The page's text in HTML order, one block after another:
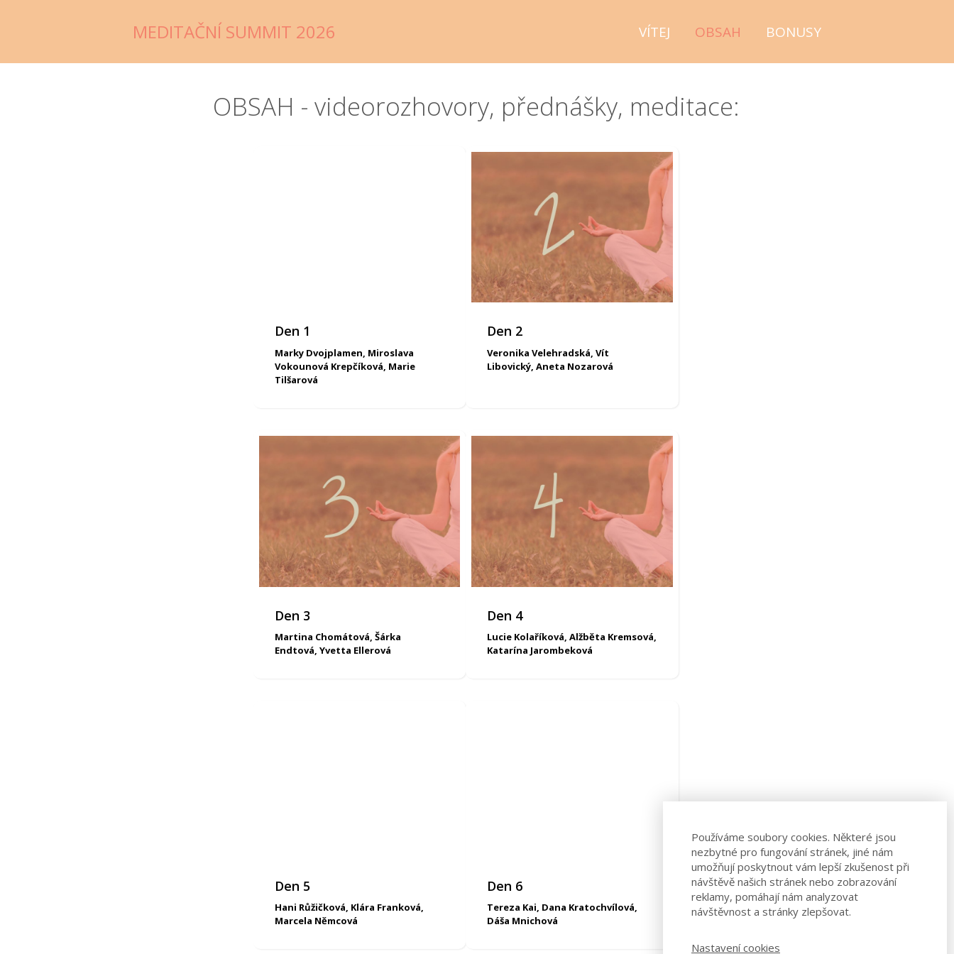
MEDITAČNÍ SUMMIT 2026 VÍTEJ OBSAH BONUSY
OBSAH - videorozhovory, přednášky, meditace:
Den 1
Marky Dvojplamen, Miroslava
Vokounová Krepčíková, Marie
Tilšarová
Den 2
Veronika Velehradská, Vít
Libovický, Aneta Nozarová
Den 3
Martina Chomátová, Šárka
Endtová, Yvetta Ellerová
Den 4
Lucie Kolaříková, Alžběta Kremsová,
Katarína Jarombeková
Den 5
Hani Růžičková, Klára Franková,
Marcela Němcová
Den 6
Tereza Kai, Dana Kratochvílová,
Dáša Mnichová
Používáme soubory cookies. Některé jsou
nezbytné pro fungování stránek, jiné nám
umožňují poskytnout vám lepší zkušenost při
návštěvě našich stránek nebo zobrazování
reklamy, pomáhají nám analyzovat
návštěvnost a stránky zlepšovat.
Nastavení cookies